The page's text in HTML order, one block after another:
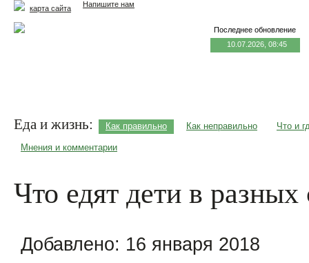
Напишите нам
карта сайта
Последнее обновление
10.07.2026, 08:45
Еда и жизнь: Как правильно Как неправильно Что и
Мнения и комментарии
Что едят дети в разных
Добавлено: 16 января 2018